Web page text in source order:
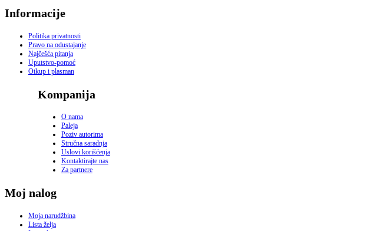
Informacije
Politika privatnosti
Pravo na odustajanje
Najčešća pitanja
Uputstvo-pomoć
Otkup i plasman
Kompanija
O nama
Paleja
Poziv autorima
Stručna saradnja
Uslovi korišćenja
Kontaktirajte nas
Za partnere
Moj nalog
Moja narudžbina
Lista želja